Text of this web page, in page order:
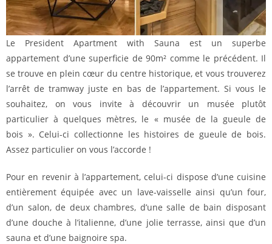
Le President Apartment with Sauna est un superbe
appartement d’une superficie de 90m² comme le précédent. Il
se trouve en plein cœur du centre historique, et vous trouverez
l’arrêt de tramway juste en bas de l’appartement. Si vous le
souhaitez, on vous invite à découvrir un musée plutôt
particulier à quelques mètres, le « musée de la gueule de
bois ». Celui-ci collectionne les histoires de gueule de bois.
Assez particulier on vous l’accorde !
Pour en revenir à l’appartement, celui-ci dispose d’une cuisine
entièrement équipée avec un lave-vaisselle ainsi qu’un four,
d’un salon, de deux chambres, d’une salle de bain disposant
d’une douche à l’italienne, d’une jolie terrasse, ainsi que d’un
sauna et d’une baignoire spa.